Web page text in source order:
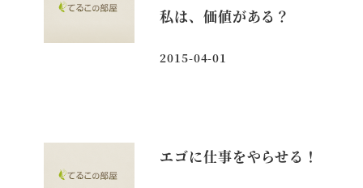
私は、価値がある？
投稿日
2015-04-01
エゴに仕事をやらせる！